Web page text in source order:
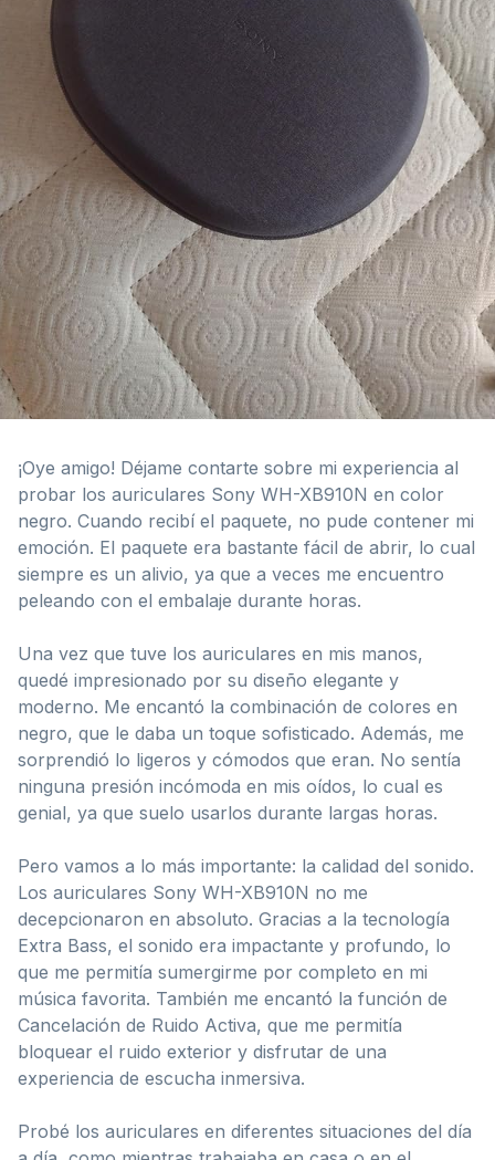
¡Oye amigo! Déjame contarte sobre mi experiencia al
probar los auriculares Sony WH-XB910N en color
negro. Cuando recibí el paquete, no pude contener mi
emoción. El paquete era bastante fácil de abrir, lo cual
siempre es un alivio, ya que a veces me encuentro
peleando con el embalaje durante horas.
Una vez que tuve los auriculares en mis manos,
quedé impresionado por su diseño elegante y
moderno. Me encantó la combinación de colores en
negro, que le daba un toque sofisticado. Además, me
sorprendió lo ligeros y cómodos que eran. No sentía
ninguna presión incómoda en mis oídos, lo cual es
genial, ya que suelo usarlos durante largas horas.
Pero vamos a lo más importante: la calidad del sonido.
Los auriculares Sony WH-XB910N no me
decepcionaron en absoluto. Gracias a la tecnología
Extra Bass, el sonido era impactante y profundo, lo
que me permitía sumergirme por completo en mi
música favorita. También me encantó la función de
Cancelación de Ruido Activa, que me permitía
bloquear el ruido exterior y disfrutar de una
experiencia de escucha inmersiva.
Probé los auriculares en diferentes situaciones del día